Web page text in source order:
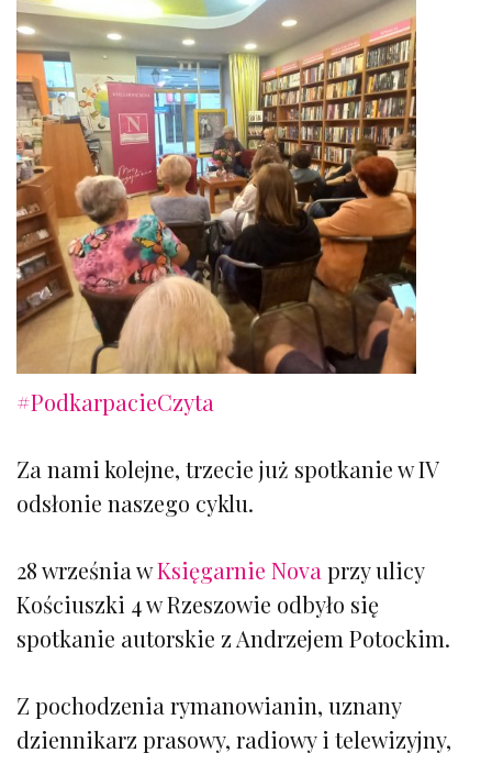
#PodkarpacieCzyta
Za nami kolejne, trzecie już spotkanie w IV
odsłonie naszego cyklu.
28 września wKsięgarnie Nova przy ulicy
Kościuszki 4 w Rzeszowie odbyło się
spotkanie autorskie z Andrzejem Potockim.
Z pochodzenia rymanowianin, uznany
dziennikarz prasowy, radiowy i telewizyjny,